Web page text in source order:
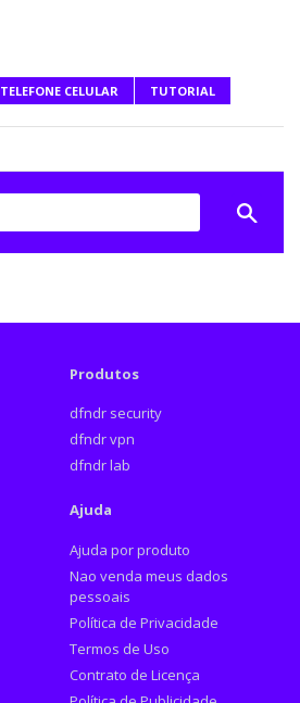
TELEFONE CELULAR TUTORIAL
Produtos
dfndr security
dfndr vpn
dfndr lab
Ajuda
Ajuda por produto
Nao venda meus dados
pessoais
Política de Privacidade
Termos de Uso
Contrato de Licença